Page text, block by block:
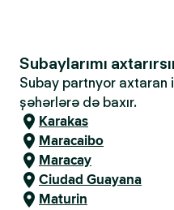
Subaylarımı
Subay partnyor
şəhərlərə də baxır.
Karakas
Maracaibo
Maracay
Ciudad Guayana
Maturin